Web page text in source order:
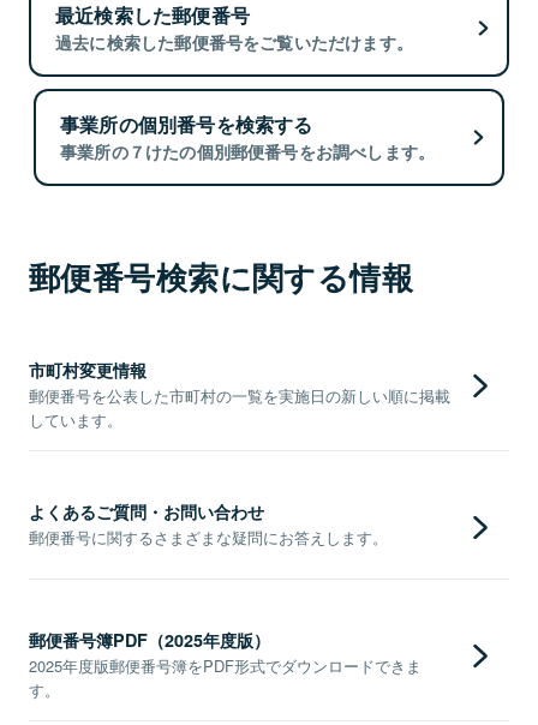
最近検索した郵便番号
過去に検索した郵便番号をご覧いただけます。
事業所の個別番号を検索する
事業所の７けたの個別郵便番号をお調べします。
郵便番号検索に関する情報
市町村変更情報
郵便番号を公表した市町村の一覧を実施日の新しい順に掲載
しています。
よくあるご質問・お問い合わせ
郵便番号に関するさまざまな疑問にお答えします。
郵便番号簿PDF（2025年度版）
2025年度版郵便番号簿をPDF形式でダウンロードできま
す。